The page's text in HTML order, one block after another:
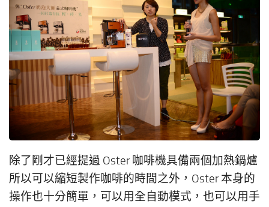
除了剛才已經提過 Oster 咖啡機具備兩個加熱鍋爐
所以可以縮短製作咖啡的時間之外，Oster 本身的
操作也十分簡單，可以用全自動模式，也可以用手